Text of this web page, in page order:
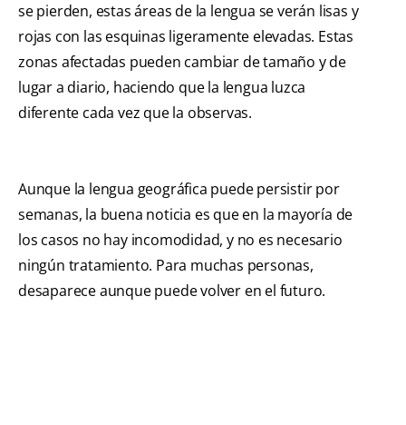
se pierden, estas áreas de la lengua se verán lisas y
rojas con las esquinas ligeramente elevadas. Estas
zonas afectadas pueden cambiar de tamaño y de
lugar a diario, haciendo que la lengua luzca
diferente cada vez que la observas.
Aunque la lengua geográfica puede persistir por
semanas, la buena noticia es que en la mayoría de
los casos no hay incomodidad, y no es necesario
ningún tratamiento. Para muchas personas,
desaparece aunque puede volver en el futuro.